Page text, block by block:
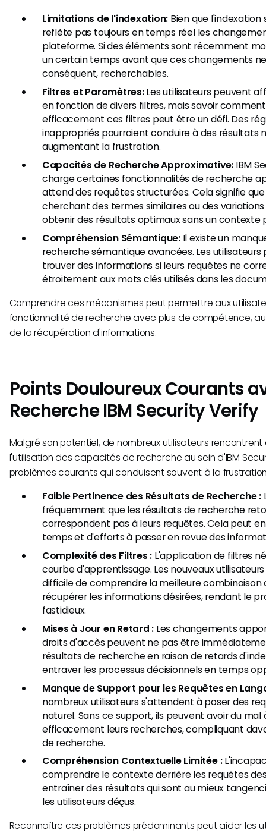
Limitations de l'indexation: Bien que
reflète pas toujours en temps réel les
plateforme. Si des éléments sont récemment
un certain temps avant que ces changements
conséquent, recherchables.
Filtres et Paramètres:Les utilisateurs peuvent
en fonction de divers filtres, mais savoir
efficacement ces filtres peut être un défi. Des
inappropriés pourraient conduire à des résultats
augmentant la frustration.
Capacités de Recherche Approximative: IBM
charge certaines fonctionnalités de recherche
attend des requêtes structurées. Cela signifie
cherchant des termes similaires ou des
obtenir des résultats optimaux sans un contexte
Compréhension Sémantique:Il existe un
recherche sémantique avancées. Les
trouver des informations si leurs requêtes ne
étroitement aux mots clés utilisés dans les
Comprendre ces mécanismes peut permettre aux
fonctionnalité de recherche avec plus de compétence,
de la récupération d'informations.
Points Douloureux Courants
Recherche IBM Security Verify
Malgré son potentiel, de nombreux utilisateurs
l'utilisation des capacités de recherche au sein d'IBM
problèmes courants qui conduisent souvent à la
Faible Pertinence des Résultats de Recherche :
fréquemment que les résultats de recherche
correspondent pas à leurs requêtes. Cela peut
temps et d'efforts à passer en revue des
Complexité des Filtres : L'application de filtres
courbe d'apprentissage. Les nouveaux
difficile de comprendre la meilleure combinaison
récupérer les informations désirées, rendant le
fastidieux.
Mises à Jour en Retard : Les changements
droits d'accès peuvent ne pas être
résultats de recherche en raison de retards
entraver les processus décisionnels en temps
Manque de Support pour les Requêtes en
nombreux utilisateurs s'attendent à poser des
naturel. Sans ce support, ils peuvent avoir du mal
efficacement leurs recherches, compliquant
de recherche.
Compréhension Contextuelle Limitée :
comprendre le contexte derrière les requêtes
entraîner des résultats qui sont au mieux
les utilisateurs déçus.
Reconnaître ces problèmes prédominants peut aider les